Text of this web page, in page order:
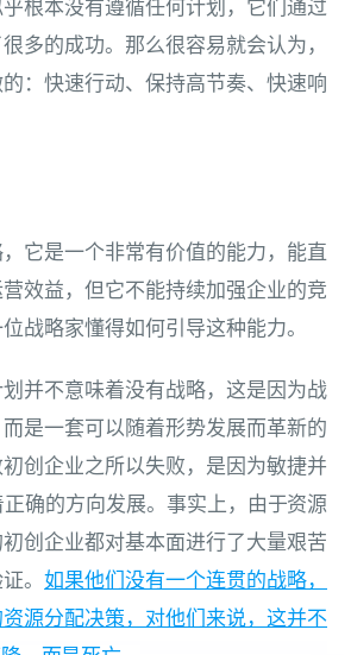
根本没有遵循任何计划，它们通过
多的成功。那么很容易就会认为，
：快速行动、保持高节奏、快速响
它是一个非常有价值的能力，能直
效益，但它不能持续加强企业的竞
战略家懂得如何引导这种能力。
并不意味着没有战略，这是因为战
是一套可以随着形势发展而革新的
创企业之所以失败，是因为敏捷并
确的方向发展。事实上，由于资源
创企业都对基本面进行了大量艰苦
。如果他们没有一个连贯的战略，
源分配决策，对他们来说，这并不